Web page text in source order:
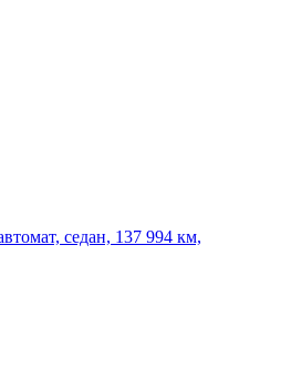
седан, 137 994 км,